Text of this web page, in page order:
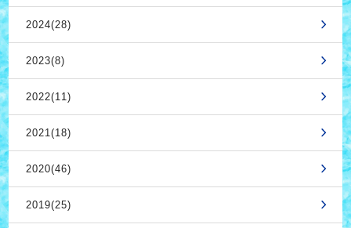
2024(28)
2023(8)
2022(11)
2021(18)
2020(46)
2019(25)